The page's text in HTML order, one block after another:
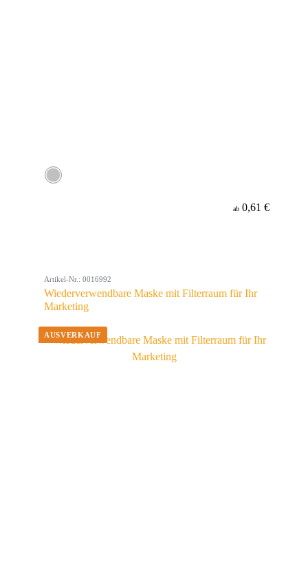
ab 0,61 €
Artikel-Nr.: 0016992
Wiederverwendbare Maske mit Filterraum für Ihr
Marketing